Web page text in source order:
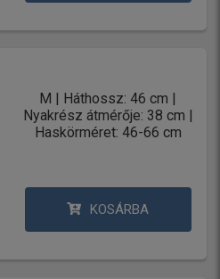
M | Háthossz: 46 cm |
Nyakrész átmérője: 38 cm |
Haskörméret: 46-66 cm
KOSÁRBA